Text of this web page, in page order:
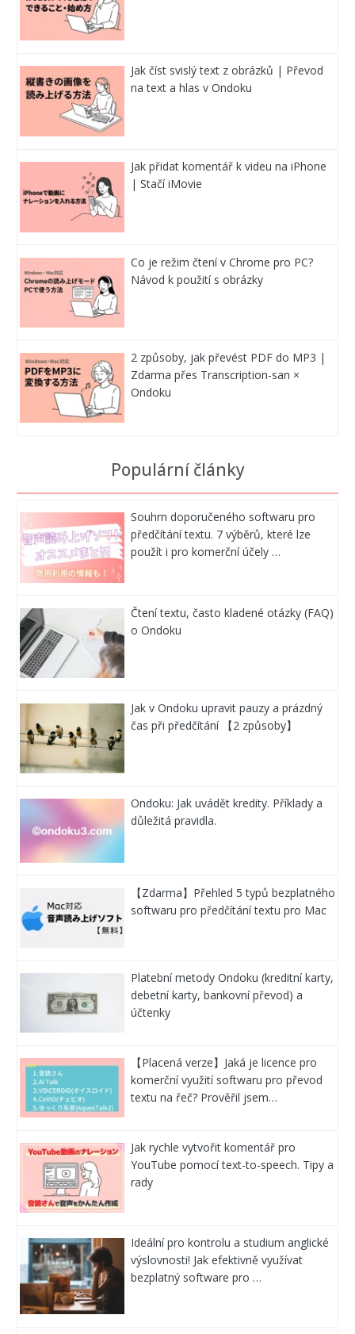
Jak číst svislý text z obrázků | Převod
na text a hlas v Ondoku
Jak přidat komentář k videu na iPhone
| Stačí iMovie
Co je režim čtení v Chrome pro PC?
Návod k použití s obrázky
2 způsoby, jak převést PDF do MP3 |
Zdarma přes Transcription-san ×
Ondoku
Populární články
Souhrn doporučeného softwaru pro
předčítání textu. 7 výběrů, které lze
použít i pro komerční účely …
Čtení textu, často kladené otázky (FAQ)
o Ondoku
Jak v Ondoku upravit pauzy a prázdný
čas při předčítání 【2 způsoby】
Ondoku: Jak uvádět kredity. Příklady a
důležitá pravidla.
【Zdarma】Přehled 5 typů bezplatného
softwaru pro předčítání textu pro Mac
Platební metody Ondoku (kreditní karty,
debetní karty, bankovní převod) a
účtenky
【Placená verze】Jaká je licence pro
komerční využití softwaru pro převod
textu na řeč? Prověřil jsem…
Jak rychle vytvořit komentář pro
YouTube pomocí text-to-speech. Tipy a
rady
Ideální pro kontrolu a studium anglické
výslovnosti! Jak efektivně využívat
bezplatný software pro …